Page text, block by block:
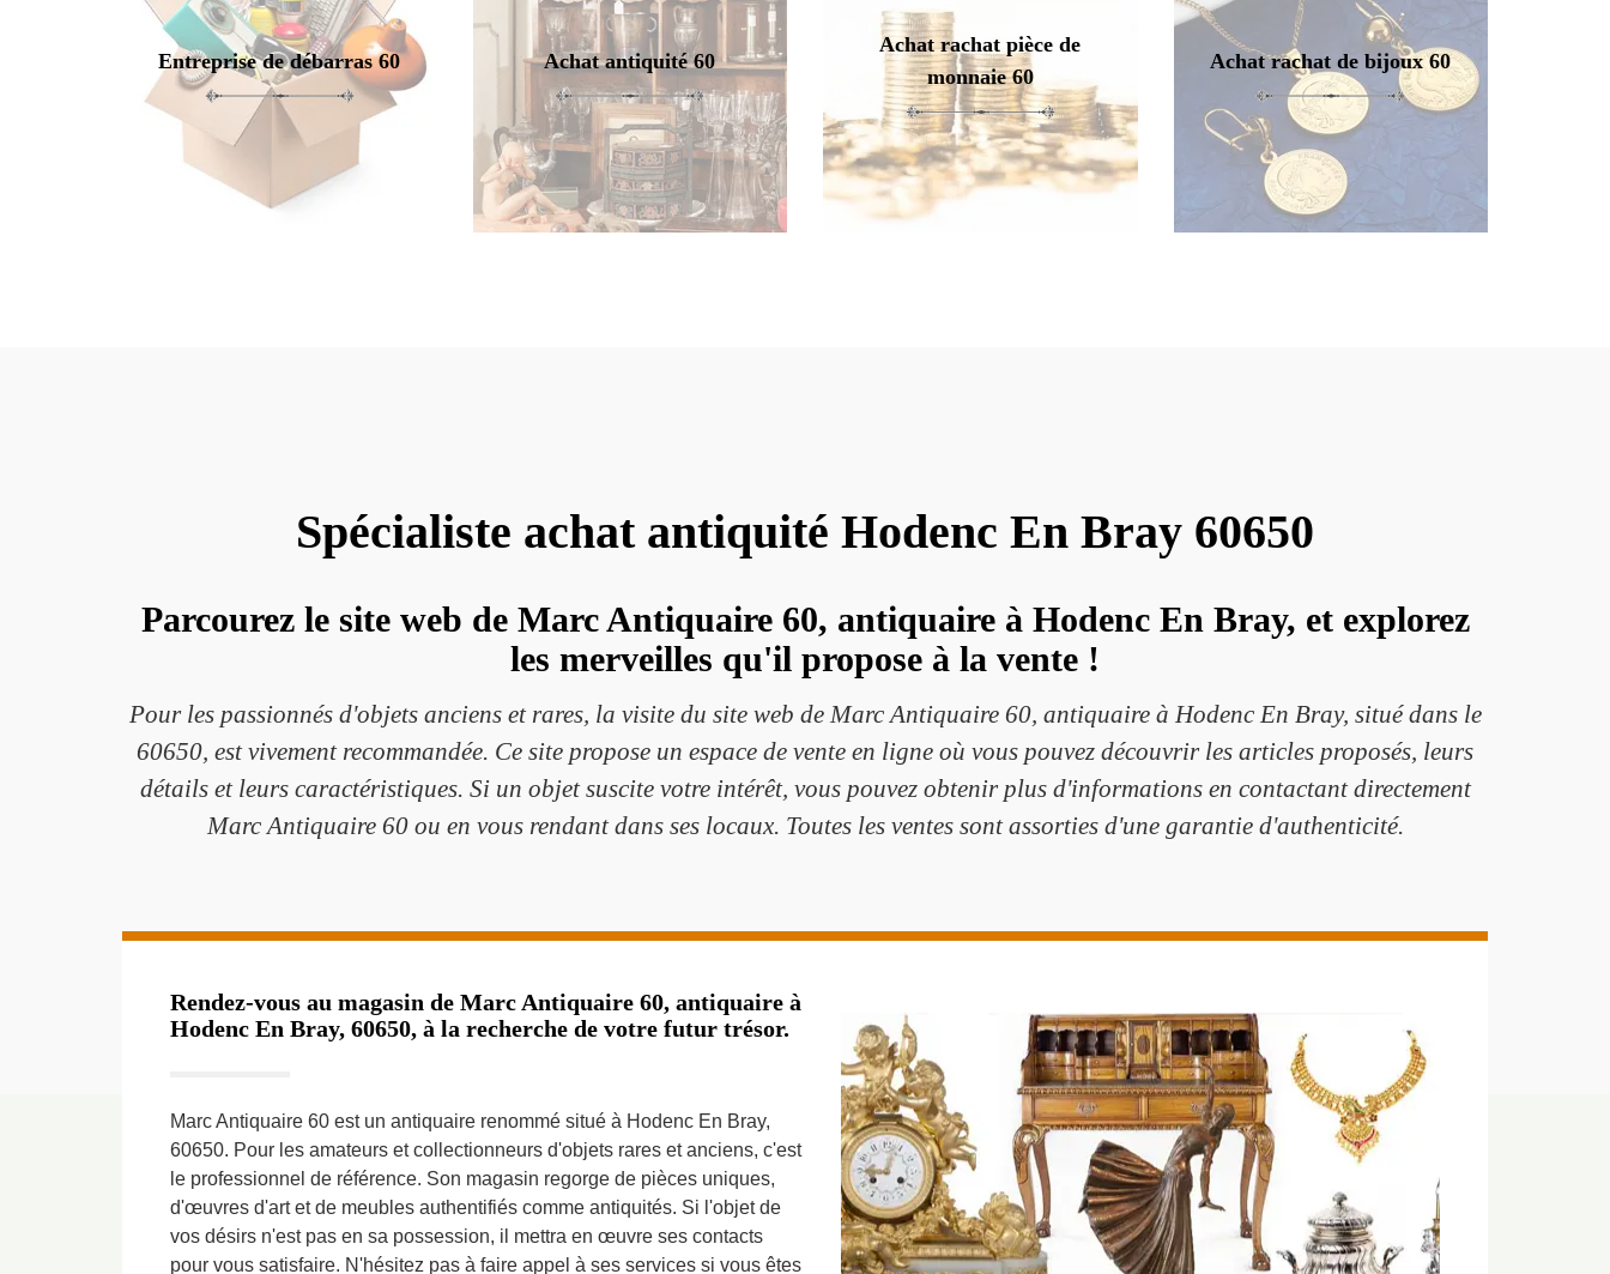
Entreprise de débarras 60 Achat antiquité 60
Achat rachat pièce de
monnaie 60
Achat rachat de bijoux 60
Spécialiste achat antiquité Hodenc En Bray 60650
Parcourez le site web de Marc Antiquaire 60, antiquaire à Hodenc En Bray, et explorez
les merveilles qu'il propose à la vente !
Pour les passionnés d'objets anciens et rares, la visite du site web de Marc Antiquaire 60, antiquaire à Hodenc En Bray, situé dans le
60650, est vivement recommandée. Ce site propose un espace de vente en ligne où vous pouvez découvrir les articles proposés, leurs
détails et leurs caractéristiques. Si un objet suscite votre intérêt, vous pouvez obtenir plus d'informations en contactant directement
Marc Antiquaire 60 ou en vous rendant dans ses locaux. Toutes les ventes sont assorties d'une garantie d'authenticité.
Rendez-vous au magasin de Marc Antiquaire 60, antiquaire à
Hodenc En Bray, 60650, à la recherche de votre futur trésor.
Marc Antiquaire 60 est un antiquaire renommé situé à Hodenc En Bray,
60650. Pour les amateurs et collectionneurs d'objets rares et anciens, c'est
le professionnel de référence. Son magasin regorge de pièces uniques,
d'œuvres d'art et de meubles authentifiés comme antiquités. Si l'objet de
vos désirs n'est pas en sa possession, il mettra en œuvre ses contacts
pour vous satisfaire. N'hésitez pas à faire appel à ses services si vous êtes